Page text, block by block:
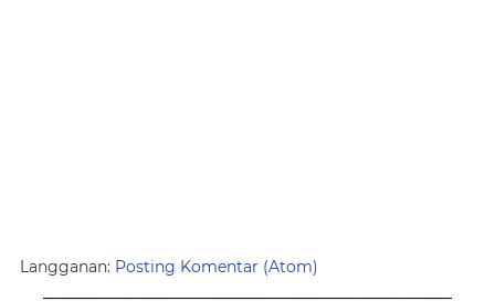
Langganan: Posting Komentar (Atom)